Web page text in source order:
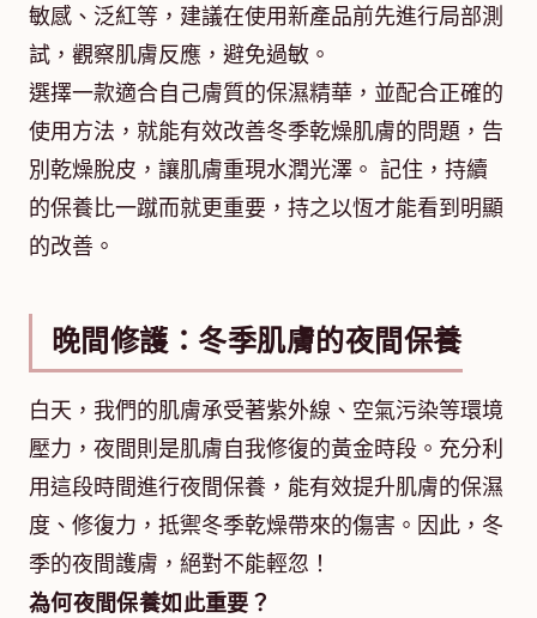
敏感、泛紅等，建議在使用新產品前先進行局部測
試，觀察肌膚反應，避免過敏。
選擇一款適合自己膚質的保濕精華，並配合正確的
使用方法，就能有效改善冬季乾燥肌膚的問題，告
別乾燥脫皮，讓肌膚重現水潤光澤。 記住，持續
的保養比一蹴而就更重要，持之以恆才能看到明顯
的改善。
晚間修護：冬季肌膚的夜間保養
白天，我們的肌膚承受著紫外線、空氣污染等環境
壓力，夜間則是肌膚自我修復的黃金時段。充分利
用這段時間進行夜間保養，能有效提升肌膚的保濕
度、修復力，抵禦冬季乾燥帶來的傷害。因此，冬
季的夜間護膚，絕對不能輕忽！
為何夜間保養如此重要？